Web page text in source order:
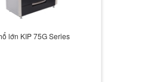
lớn KIP 75G Series